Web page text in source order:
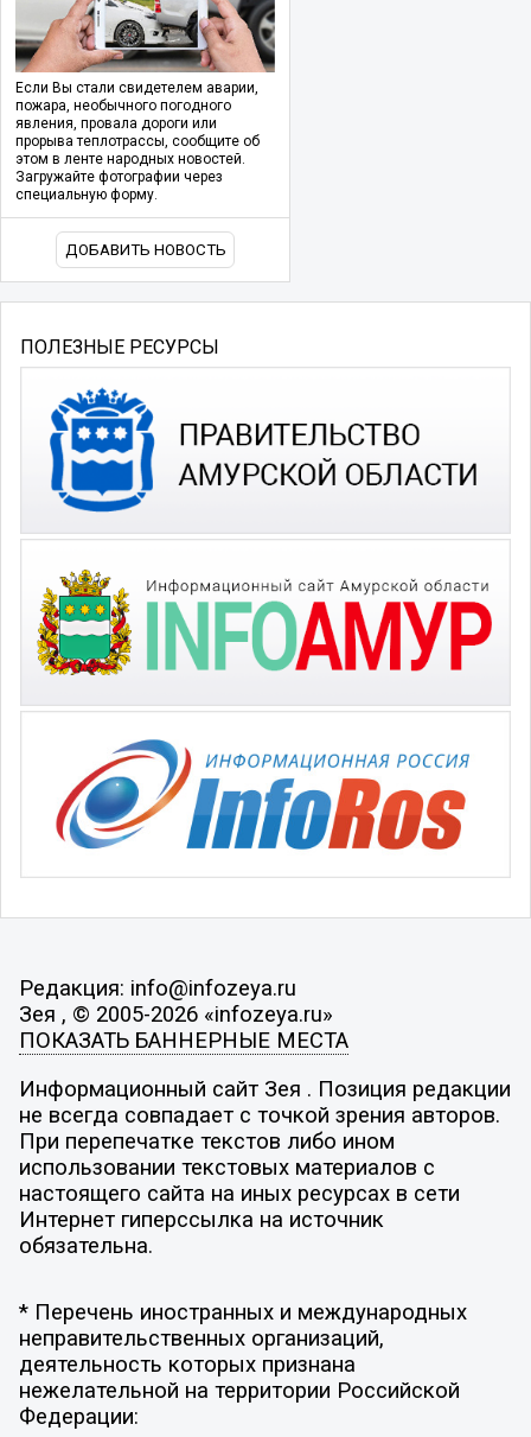
Если Вы стали свидетелем аварии,
пожара, необычного погодного
явления, провала дороги или
прорыва теплотрассы, сообщите об
этом в ленте народных новостей.
Загружайте фотографии через
специальную форму.
ДОБАВИТЬ НОВОСТЬ
ПОЛЕЗНЫЕ РЕСУРСЫ
Редакция: info@infozeya.ru
Зея , © 2005-2026 «infozeya.ru»
ПОКАЗАТЬ БАННЕРНЫЕ МЕСТА
Информационный сайт Зея . Позиция редакции
не всегда совпадает с точкой зрения авторов.
При перепечатке текстов либо ином
использовании текстовых материалов с
настоящего сайта на иных ресурсах в сети
Интернет гиперссылка на источник
обязательна.
* Перечень иностранных и международных
неправительственных организаций,
деятельность которых признана
нежелательной на территории Российской
Федерации: